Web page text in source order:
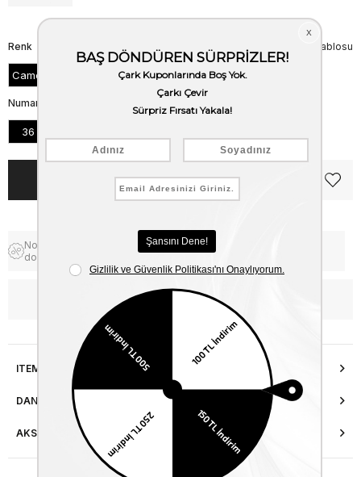
Beden Tablosu
Renk
Camel Suet
Numara
36
Notify me when the price goes
down
WhatsApp’tan Bilgi Al
ITEM FEATURES
DANIŞMA HATTI
AKSESUAR ONARIMI